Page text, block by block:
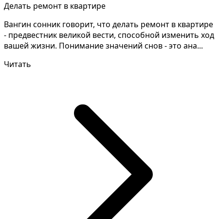
Делать ремонт в квартире
Вангин сонник говорит, что делать ремонт в квартире
- предвестник великой вести, способной изменить ход
вашей жизни. Понимание значений снов - это ана...
Читать